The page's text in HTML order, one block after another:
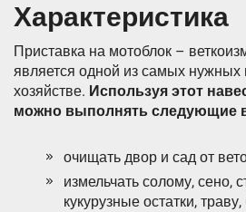
Характеристика
Приставка на мотоблок –
является одной из самых
хозяйстве. Используя этот
можно выполнять следующие
очищать двор и сад от
измельчать солому, сено,
кукурузные остатки,